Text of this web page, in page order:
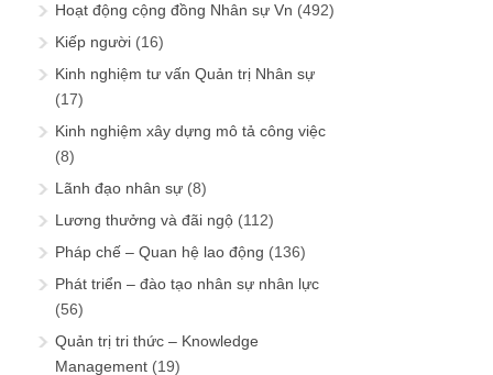
Hoạt động cộng đồng Nhân sự Vn (492)
Kiếp người (16)
Kinh nghiệm tư vấn Quản trị Nhân sự
(17)
Kinh nghiệm xây dựng mô tả công việc
(8)
Lãnh đạo nhân sự (8)
Lương thưởng và đãi ngộ (112)
Pháp chế – Quan hệ lao động (136)
Phát triển – đào tạo nhân sự nhân lực
(56)
Quản trị tri thức – Knowledge
Management (19)